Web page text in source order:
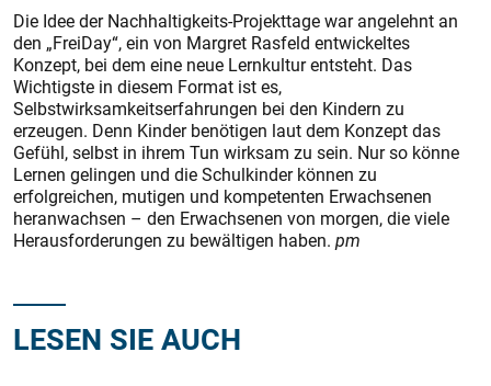
Die Idee der Nachhaltigkeits-Projekttage war angelehnt an
den „FreiDay“, ein von Margret Rasfeld entwickeltes
Konzept, bei dem eine neue Lernkultur entsteht. Das
Wichtigste in diesem Format ist es,
Selbstwirksamkeitserfahrungen bei den Kindern zu
erzeugen. Denn Kinder benötigen laut dem Konzept das
Gefühl, selbst in ihrem Tun wirksam zu sein. Nur so könne
Lernen gelingen und die Schulkinder können zu
erfolgreichen, mutigen und kompetenten Erwachsenen
heranwachsen – den Erwachsenen von morgen, die viele
Herausforderungen zu bewältigen haben. pm
LESEN SIE AUCH